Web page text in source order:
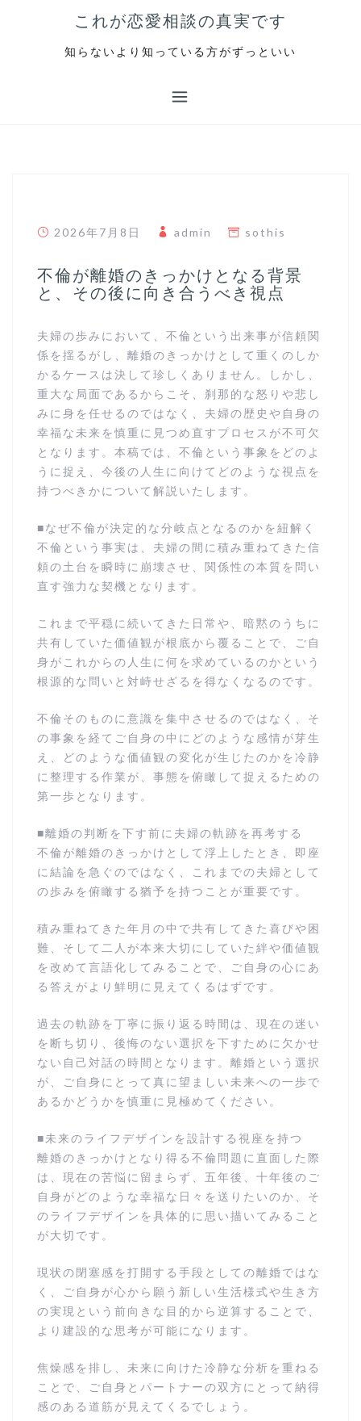
これが恋愛相談の真実です
知らないより知っている方がずっといい
2026年7月8日 admin sothis
不倫が離婚のきっかけとなる背景
と、その後に向き合うべき視点
夫婦の歩みにおいて、不倫という出来事が信頼関
係を揺るがし、離婚のきっかけとして重くのしか
かるケースは決して珍しくありません。しかし、
重大な局面であるからこそ、刹那的な怒りや悲し
みに身を任せるのではなく、夫婦の歴史や自身の
幸福な未来を慎重に見つめ直すプロセスが不可欠
となります。本稿では、不倫という事象をどのよ
うに捉え、今後の人生に向けてどのような視点を
持つべきかについて解説いたします。
■なぜ不倫が決定的な分岐点となるのかを紐解く
不倫という事実は、夫婦の間に積み重ねてきた信
頼の土台を瞬時に崩壊させ、関係性の本質を問い
直す強力な契機となります。
これまで平穏に続いてきた日常や、暗黙のうちに
共有していた価値観が根底から覆ることで、ご自
身がこれからの人生に何を求めているのかという
根源的な問いと対峙せざるを得なくなるのです。
不倫そのものに意識を集中させるのではなく、そ
の事象を経てご自身の中にどのような感情が芽生
え、どのような価値観の変化が生じたのかを冷静
に整理する作業が、事態を俯瞰して捉えるための
第一歩となります。
■離婚の判断を下す前に夫婦の軌跡を再考する
不倫が離婚のきっかけとして浮上したとき、即座
に結論を急ぐのではなく、これまでの夫婦として
の歩みを俯瞰する猶予を持つことが重要です。
積み重ねてきた年月の中で共有してきた喜びや困
難、そして二人が本来大切にしていた絆や価値観
を改めて言語化してみることで、ご自身の心にあ
る答えがより鮮明に見えてくるはずです。
過去の軌跡を丁寧に振り返る時間は、現在の迷い
を断ち切り、後悔のない選択を下すために欠かせ
ない自己対話の時間となります。離婚という選択
が、ご自身にとって真に望ましい未来への一歩で
あるかどうかを慎重に見極めてください。
■未来のライフデザインを設計する視座を持つ
離婚のきっかけとなり得る不倫問題に直面した際
は、現在の苦悩に留まらず、五年後、十年後のご
自身がどのような幸福な日々を送りたいのか、そ
のライフデザインを具体的に思い描いてみること
が大切です。
現状の閉塞感を打開する手段としての離婚ではな
く、ご自身が心から願う新しい生活様式や生き方
の実現という前向きな目的から逆算することで、
より建設的な思考が可能になります。
焦燥感を排し、未来に向けた冷静な分析を重ねる
ことで、ご自身とパートナーの双方にとって納得
感のある道筋が見えてくるでしょう。